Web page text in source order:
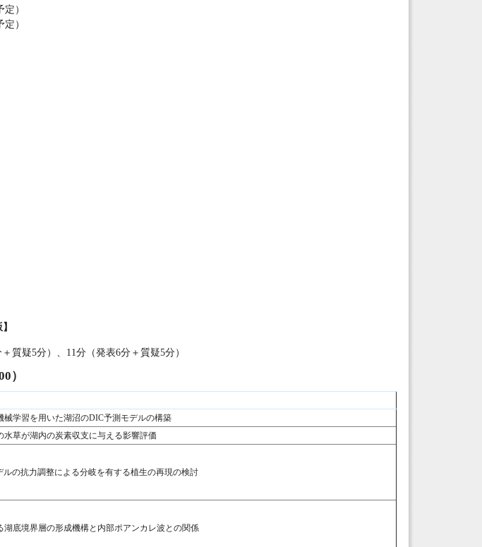
）
）
質疑5分）、11分（発表6分＋質疑5分）
）
械学習を用いた湖沼のDIC予測モデルの構築
水草が湖内の炭素収支に与える影響評価
ルの抗力調整による分岐を有する植生の再現の検討
湖底境界層の形成機構と内部ポアンカレ波との関係